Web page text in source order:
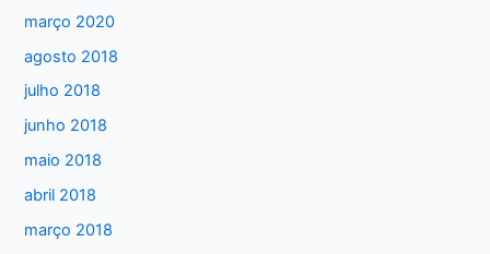
março 2020
agosto 2018
julho 2018
junho 2018
maio 2018
abril 2018
março 2018